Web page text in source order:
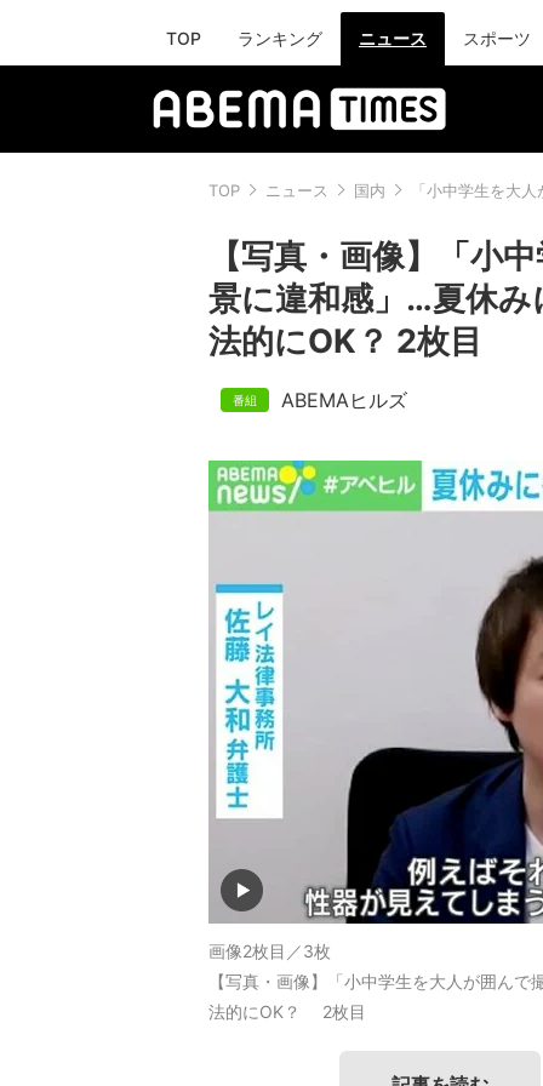
TOP ランキング ニュース スポーツ
TOP ニュース 国内 「小中学生を大
【写真・画像】「小
景に違和感」…夏休
法的にOK？ 2枚目
ABEMAヒルズ
画像2枚目／3枚
【写真・画像】「小中学生を大人が囲ん
法的にOK？ 2枚目